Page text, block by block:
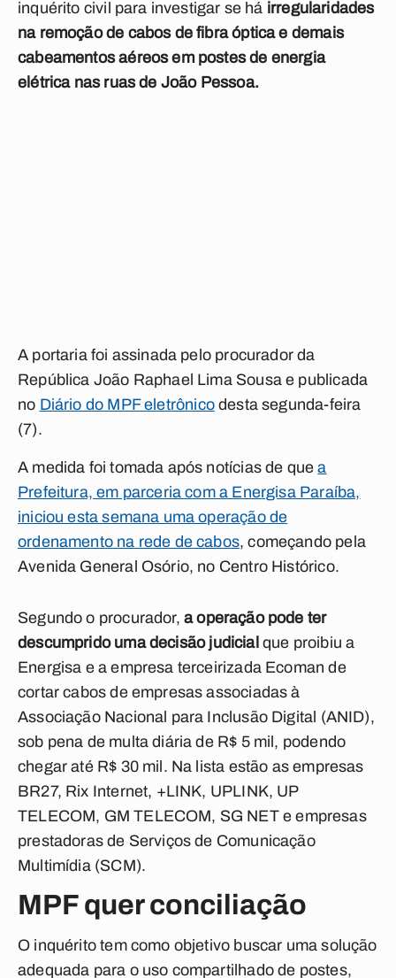
inquérito civil para investigar se há irregularidades
na remoção de cabos de fibra óptica e demais
cabeamentos aéreos em postes de energia
elétrica nas ruas de João Pessoa.
A portaria foi assinada pelo procurador da
República João Raphael Lima Sousa e publicada
no Diário do MPF eletrônicodesta segunda-feira
(7).
A medida foi tomada após notícias de quea
Prefeitura, em parceria com a Energisa Paraíba,
iniciou esta semana uma operação de
ordenamento na rede de cabos, começando pela
Avenida General Osório, no Centro Histórico.
Segundo o procurador, a operação pode ter
descumpridouma decisão judicial que proibiu a
Energisa e a empresa terceirizada Ecoman de
cortar cabos de empresas associadas à
Associação Nacional para Inclusão Digital (ANID),
sob pena de multa diária de R$ 5 mil, podendo
chegar até R$ 30 mil. Na lista estão as empresas
BR27, Rix Internet, +LINK, UPLINK, UP
TELECOM, GM TELECOM, SG NET e empresas
prestadoras de Serviços de Comunicação
Multimídia (SCM).
MPF quer conciliação
O inquérito tem como objetivo buscar uma solução
adequada para o uso compartilhado de postes,